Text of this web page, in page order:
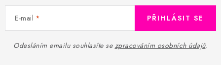
E-mail
Odesláním emailu souhlasíte se zpracováním osobních údajů.
PŘIHLÁSIT SE